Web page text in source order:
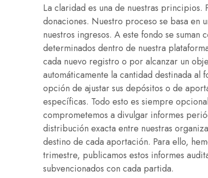
La claridad es una de nuestras principios.
donaciones. Nuestro proceso se basa en
nuestros ingresos. A este fondo se
determinados dentro de nuestra
cada nuevo registro o por alcanzar un
automáticamente la cantidad destinada al
opción de ajustar sus depósitos o de
específicas. Todo esto es siempre
comprometemos a divulgar informes
distribución exacta entre nuestras
destino de cada aportación. Para ello,
trimestre, publicamos estos informes
subvencionados con cada partida.